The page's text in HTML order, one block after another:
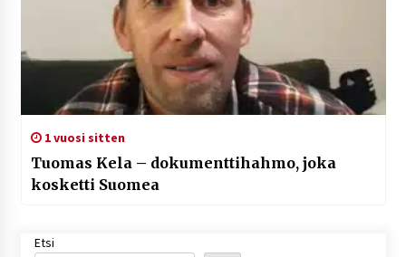
1 vuosi sitten
Tuomas Kela – dokumenttihahmo, joka
kosketti Suomea
Etsi